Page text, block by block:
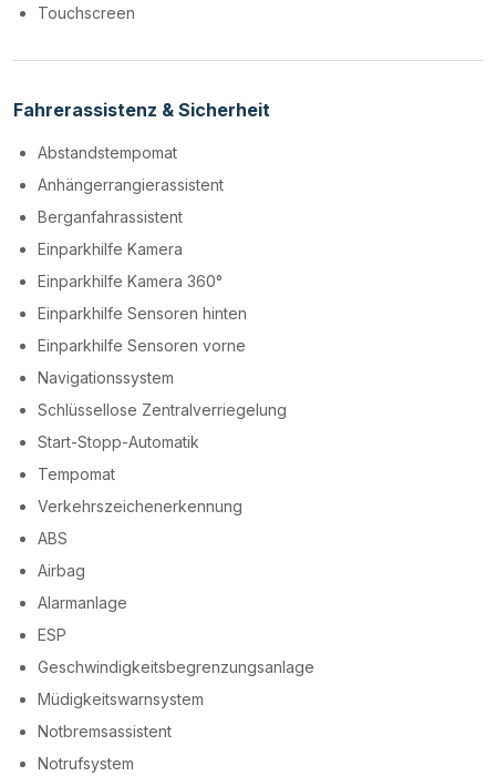
Touchscreen
Fahrerassistenz & Sicherheit
Abstandstempomat
Anhängerrangierassistent
Berganfahrassistent
Einparkhilfe Kamera
Einparkhilfe Kamera 360°
Einparkhilfe Sensoren hinten
Einparkhilfe Sensoren vorne
Navigationssystem
Schlüssellose Zentralverriegelung
Start-Stopp-Automatik
Tempomat
Verkehrszeichenerkennung
ABS
Airbag
Alarmanlage
ESP
Geschwindigkeitsbegrenzungsanlage
Müdigkeitswarnsystem
Notbremsassistent
Notrufsystem